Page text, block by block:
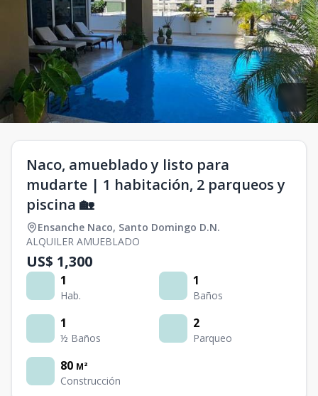
Naco, amueblado y listo para
mudarte | 1 habitación, 2 parqueos y
piscina 🏡
Ensanche Naco, Santo Domingo D.N.
ALQUILER AMUEBLADO
US$ 1,300
1
Hab.
1
Baños
1
½ Baños
2
Parqueo
80 M²
Construcción